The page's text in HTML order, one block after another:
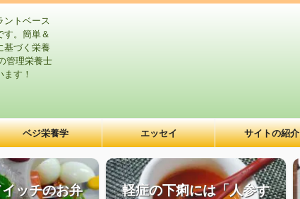
ントベース
す。簡単＆
基づく栄養
管理栄養士
す！
ベジ栄養学 エッセイ サイトの紹介
ッチのお弁
軽症の下痢には「人参す